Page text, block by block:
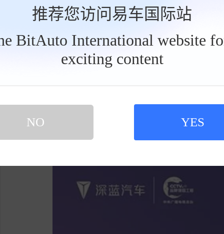
推荐您访问易车国际站
BitAuto International website
exciting content
NO YES
款磁流变悬架，兼顾极致操控与乘坐舒适；全
领先；全系标配金钟罩电池技术和高标准电芯
电续航至高670km（CLTC），彻底告别续航焦
可享10万5年贷3年0息或8万2年贷0息。年轻